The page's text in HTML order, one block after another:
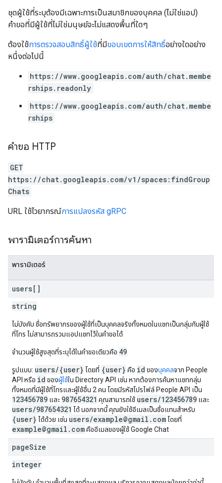
ชุดผู้ใช้ที่ระบุต้องมีเฉพาะการเป็นสมาชิกของบุคคล (ไม่ใช่แอป)
คำขอที่มีผู้ใช้ที่ไม่ใช่มนุษย์จะไม่แสดงพื้นที่ใดๆ
ต้องใช้การตรวจสอบสิทธิ์ผู้ใช้ที่มีขอบเขตการให้สิทธิ์อย่างใดอย่าง
หนึ่งต่อไปนี้
https://www.googleapis.com/auth/chat.membe
rships.readonly
https://www.googleapis.com/auth/chat.membe
rships
คำขอ HTTP
GET
https://chat.googleapis.com/v1/spaces:findGroup
Chats
URL ใช้ไวยากรณ์การแปลงรหัส gRPC
พารามิเตอร์การค้นหา
พารามิเตอร์
users[]
string
ไม่บังคับ ชื่อทรัพยากรของผู้ใช้ที่เป็นบุคคลจริงทั้งหมดในแชทเป็นกลุ่มกับผู้ใช้
ที่โทร ไม่สามารถรวมแอปแชทไว้ในคำขอได้
จำนวนผู้ใช้สูงสุดที่ระบุได้ในคำขอเดียวคือ 49
รูปแบบ: users/{user} โดยที่ {user} คือ id ของบุคคลจาก People
API หรือ id ของผู้ใช้ใน Directory API เช่น หากต้องการค้นหาแชทกลุ่ม
ทั้งหมดที่มีผู้ใช้ที่โทรและผู้ใช้อื่น 2 คน โดยมีรหัสโปรไฟล์ People API เป็น
123456789 และ 987654321 คุณสามารถใช้ users/123456789 และ
users/987654321 ได้ นอกจากนี้ คุณยังใช้อีเมลเป็นชื่อแทนสำหรับ
{user} ได้ด้วย เช่น users/example@gmail.com โดยที่
example@gmail.comคืออีเมลของผู้ใช้ Google Chat
pageSize
integer